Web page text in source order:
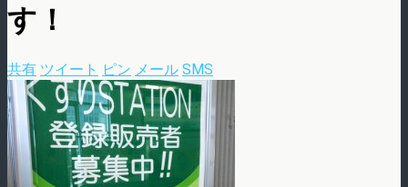
す！
共有 ツイート ピン メール SMS